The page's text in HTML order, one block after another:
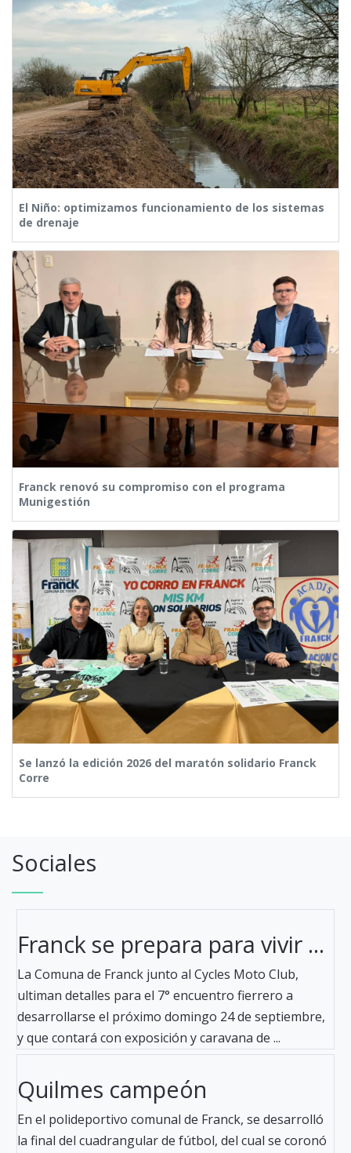
El Niño: optimizamos funcionamiento de los sistemas
de drenaje
Franck renovó su compromiso con el programa
Munigestión
Se lanzó la edición 2026 del maratón solidario Franck
Corre
Sociales
Franck se prepara para vivir ...
La Comuna de Franck junto al Cycles Moto Club,
ultiman detalles para el 7° encuentro fierrero a
desarrollarse el próximo domingo 24 de septiembre,
y que contará con exposición y caravana de ...
Quilmes campeón
En el polideportivo comunal de Franck, se desarrolló
la final del cuadrangular de fútbol, del cual se coronó